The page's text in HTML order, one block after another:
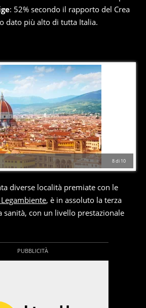
: 52% secondo il rapporto del Crea
dato più alto di tutta Italia.
8di 10
diverse località premiate con le
, è in assoluto la terza
sanità, con un livello prestazionale